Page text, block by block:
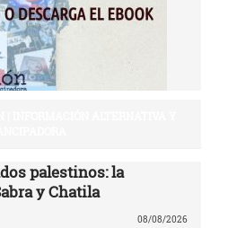
palestinos: la
y Chatila
08/08/2026